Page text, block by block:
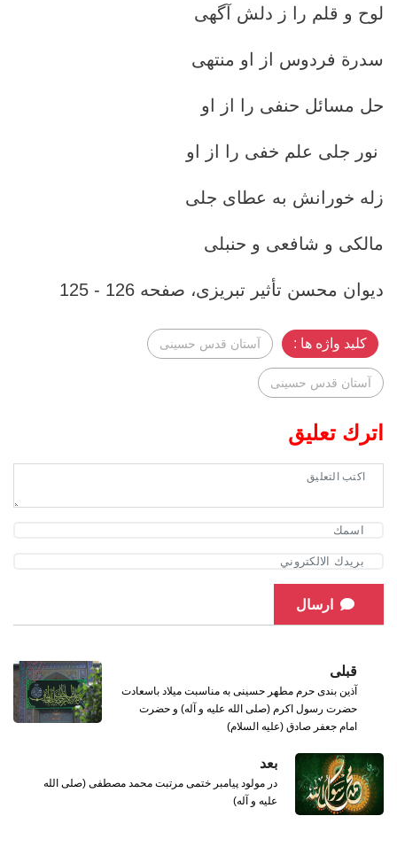
لوح و قلم را ز دلش آگهی
سدرة فردوس از او منتهی
حل مسائل حنفی را از او
نور جلی علم خفی را از او
زله خورانش به عطای جلی
مالکی و شافعی و حنبلی
دیوان محسن تأثیر تبریزی، صفحه 126 - 125
کلید واژه ها : آستان قدس حسینی
آستان قدس حسینی
اترك تعليق
ارسال
قبلی
آذین بندی حرم مطهر حسینی به مناسبت میلاد باسعادت
حضرت رسول اکرم (صلی الله علیه و آله) و حضرت
امام جعفر صادق (علیه السلام)
بعد
در مولود پیامبر ختمی مرتبت محمد مصطفی (صلی الله
علیه و آله)